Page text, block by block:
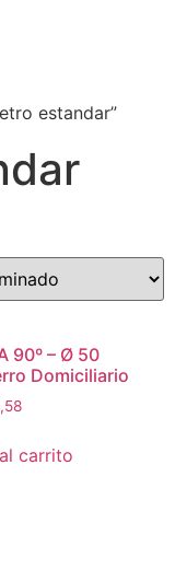
estandar”
90º – Ø 50
Domiciliario
carrito